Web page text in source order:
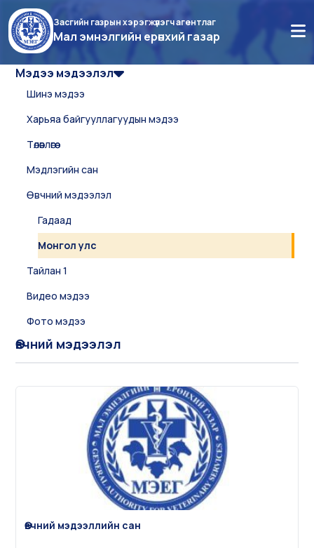
Засгийн газрын хэрэгжүүлэгч агентлаг
Мал эмнэлгийн ерөнхий газар
Мэдээ мэдээлэл
Шинэ мэдээ
Харьяа байгууллагуудын мэдээ
Төлөвлөгөө
Мэдлэгийн сан
Өвчний мэдээлэл
Гадаад
Монгол улс
Тайлан 1
Видео мэдээ
Фото мэдээ
Өвчний мэдээлэл
Өвчний мэдээллийн сан